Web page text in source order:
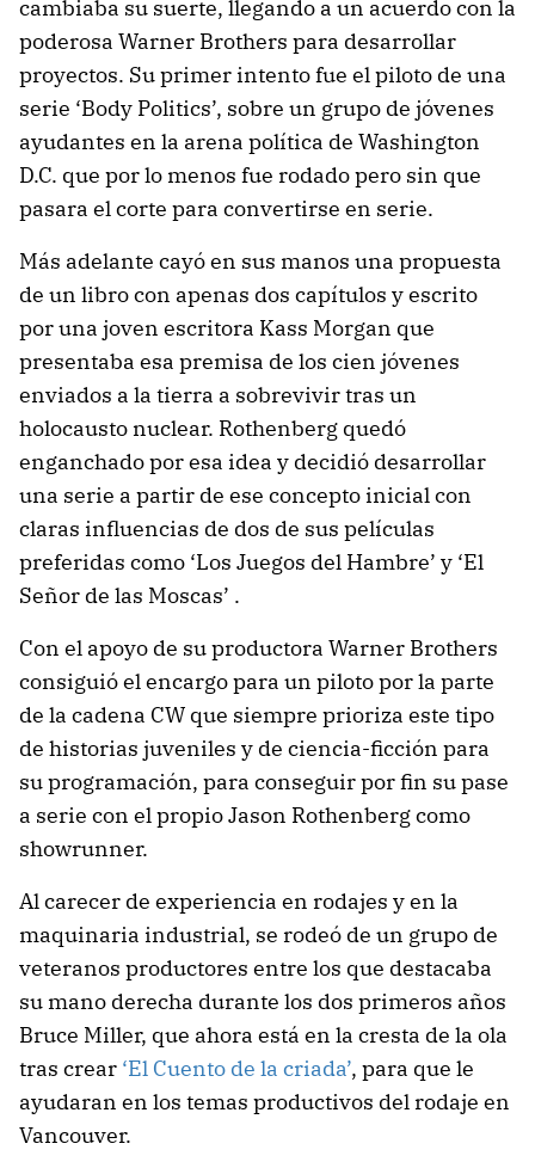
cambiaba su suerte, llegando a un acuerdo con la
poderosa Warner Brothers para desarrollar
proyectos. Su primer intento fue el piloto de una
serie ‘Body Politics’, sobre un grupo de jóvenes
ayudantes en la arena política de Washington
D.C. que por lo menos fue rodado pero sin que
pasara el corte para convertirse en serie.
Más adelante cayó en sus manos una propuesta
de un libro con apenas dos capítulos y escrito
por una joven escritora Kass Morgan que
presentaba esa premisa de los cien jóvenes
enviados a la tierra a sobrevivir tras un
holocausto nuclear. Rothenberg quedó
enganchado por esa idea y decidió desarrollar
una serie a partir de ese concepto inicial con
claras influencias de dos de sus películas
preferidas como ‘Los Juegos del Hambre’ y ‘El
Señor de las Moscas’ .
Con el apoyo de su productora Warner Brothers
consiguió el encargo para un piloto por la parte
de la cadena CW que siempre prioriza este tipo
de historias juveniles y de ciencia-ficción para
su programación, para conseguir por fin su pase
a serie con el propio Jason Rothenberg como
showrunner.
Al carecer de experiencia en rodajes y en la
maquinaria industrial, se rodeó de un grupo de
veteranos productores entre los que destacaba
su mano derecha durante los dos primeros años
Bruce Miller, que ahora está en la cresta de la ola
tras crear ‘El Cuento de la criada’, para que le
ayudaran en los temas productivos del rodaje en
Vancouver.